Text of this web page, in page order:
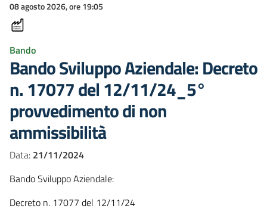
08 agosto 2026, ore 19:05
Bando
Bando Sviluppo Aziendale: Decreto
n. 17077 del 12/11/24_5°
provvedimento di non
ammissibilità
Data: 21/11/2024
Bando Sviluppo Aziendale:
Decreto n. 17077 del 12/11/24